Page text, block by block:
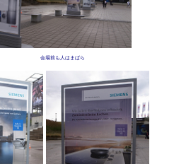
会場前も人はまばら